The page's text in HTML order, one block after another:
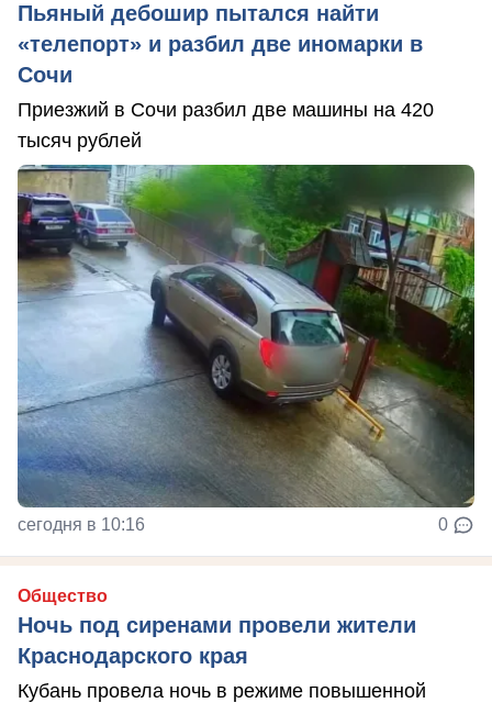
Пьяный дебошир пытался найти
«телепорт» и разбил две иномарки в
Сочи
Приезжий в Сочи разбил две машины на 420
тысяч рублей
сегодня в 10:16 0
Общество
Ночь под сиренами провели жители
Краснодарского края
Кубань провела ночь в режиме повышенной